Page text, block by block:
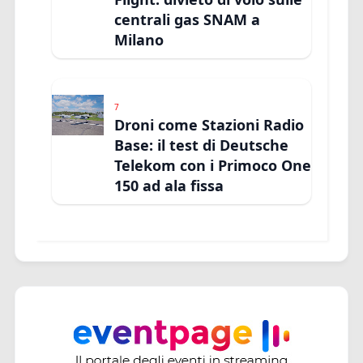
centrali gas SNAM a
Milano
7
Droni come Stazioni Radio
Base: il test di Deutsche
Telekom con i Primoco One
150 ad ala fissa